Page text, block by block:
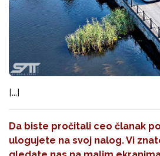
[...]
Da biste pročitali ceo članak
ulogujete na svoj nalog. Vi